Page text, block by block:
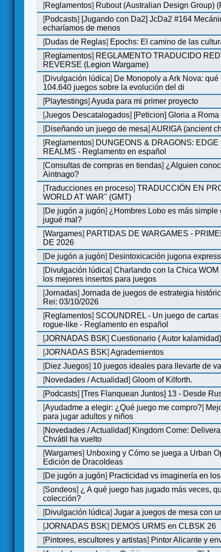
[Reglamentos] Rubout (Australian Design Group)
[Podcasts] [Jugando con Da2] JcDa2 #164
echaríamos de menos
[Dudas de Reglas] Epochs: El camino de las
[Reglamentos] REGLAMENTO TRADUCIDO
REVERSE (Legion Wargame)
[Divulgación lúdica] De Monopoly a Ark Nova:
104.640 juegos sobre la evolución del di
[Playtestings]Ayuda para mi primer proyecto
[Juegos Descatalogados] [Peticion] Gloria a Roma
[Diseñando un juego de mesa]AURIGA (ancient
[Reglamentos] DUNGEONS & DRAGONS: EDGE
REALMS - Reglamento en español
[Consultas de compras en tiendas] ¿Alguien
Aintnago?
[Traducciones en proceso]TRADUCCIÓN EN
WORLD AT WAR" (GMT)
[De jugón a jugón] ¿Hombres Lobo es más simple
jugué mal?
[Wargames] PARTIDAS DE WARGAMES -
DE 2026
[De jugón a jugón] Desintoxicación jugona express
[Divulgación lúdica]Charlando con la Chica WOM
los mejores insertos para juegos
[Jornadas]Jornada de juegos de estrategia
Rei: 03/10/2026
[Reglamentos] SCOUNDREL - Un juego de cartas
rogue-like - Reglamento en español
[JORNADAS BSK]Cuestionario ( Autor
[JORNADAS BSK]Agrademientos
[Diez Juegos] 10 juegos ideales para llevarte de
[Novedades / Actualidad]Gloom of Kilforth.
[Podcasts] [Tres Flanquean Juntos] 13 - Desde
[Ayudadme a elegir: ¿Qué juego me compro?]
para jugar adultos y niños
[Novedades / Actualidad] Kingdom Come:
Chvátil ha vuelto
[Wargames] Unboxing y Cómo se juega a Urban
Edición de DracoIdeas
[De jugón a jugón] Practicidad vs imaginería en
[Sondeos] ¿ A qué juego has jugado más veces,
colección?
[Divulgación lúdica]Jugar a juegos de mesa con
[JORNADAS BSK] DEMOS URMS en CLBSK 26
[Pintores, escultores y artistas] Pintor Alicante y